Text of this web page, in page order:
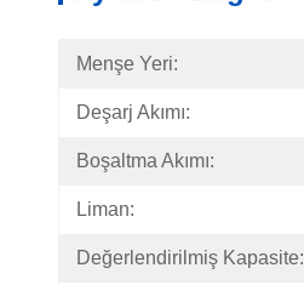
Menşe Yeri:
Deşarj Akımı:
Boşaltma Akımı:
Liman:
Değerlendirilmiş Kapasite: